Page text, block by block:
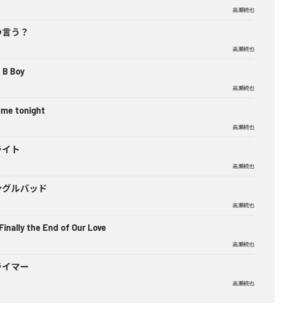
高瀬統也
う？
高瀬統也
B Boy
高瀬統也
me tonight
高瀬統也
ト
高瀬統也
グルバッド
高瀬統也
the End of Our Love
高瀬統也
マー
高瀬統也